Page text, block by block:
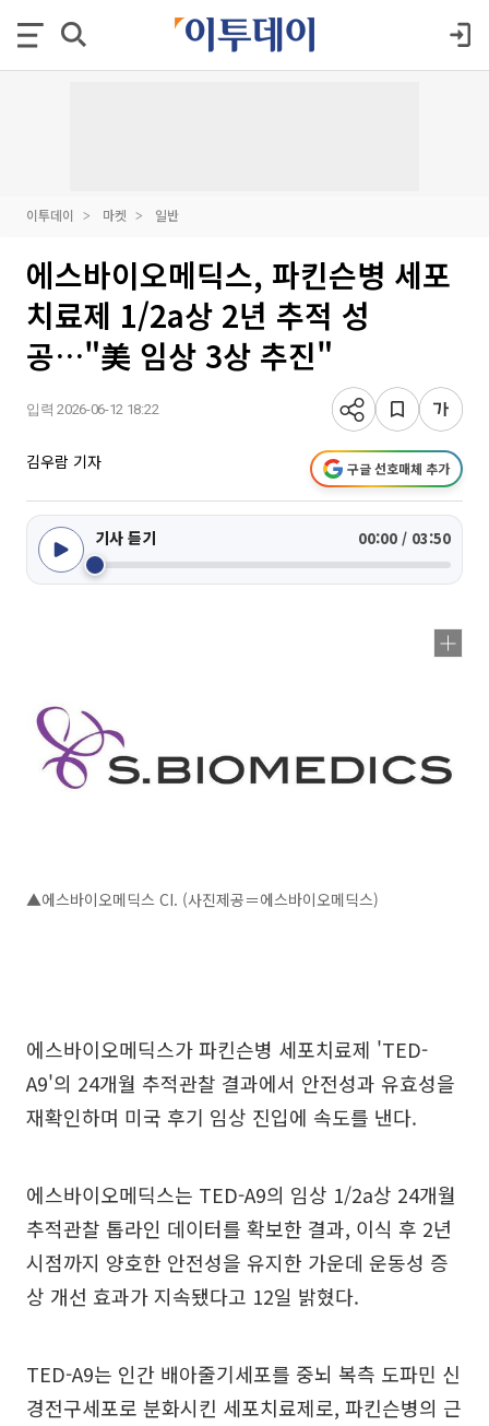
이투데이 마켓 일반
에스바이오메딕스, 파킨슨병 세포
치료제 1/2a상 2년 추적 성
공…"美 임상 3상 추진"
입력 2026-06-12 18:22
김우람 기자 구글 선호매체 추가
기사 듣기 00:00 / 03:50
▲에스바이오메딕스 CI. (사진제공＝에스바이오메딕스)
에스바이오메딕스가 파킨슨병 세포치료제 'TED-
A9'의 24개월 추적관찰 결과에서 안전성과 유효성을
재확인하며 미국 후기 임상 진입에 속도를 낸다.
에스바이오메딕스는 TED-A9의 임상 1/2a상 24개월
추적관찰 톱라인 데이터를 확보한 결과, 이식 후 2년
시점까지 양호한 안전성을 유지한 가운데 운동성 증
상 개선 효과가 지속됐다고 12일 밝혔다.
TED-A9는 인간 배아줄기세포를 중뇌 복측 도파민 신
경전구세포로 분화시킨 세포치료제로, 파킨슨병의 근